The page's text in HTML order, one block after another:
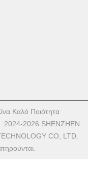
Καλό Ποιότητα
2024-2026 SHENZHEN
CO, LTD.